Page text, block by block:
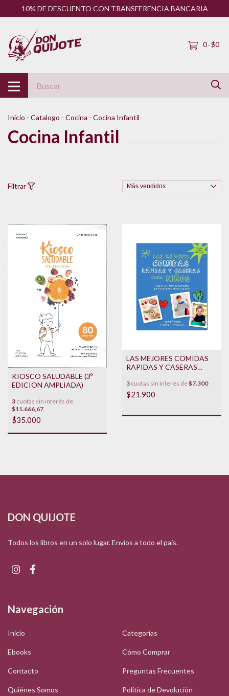
10% DE DESCUENTO CON TRANSFERENCIA BANCARIA
0-$0
Inicio - Catalogo - Cocina - Cocina Infantil
Cocina Infantil
Filtrar
KIOSCO SALUDABLE (3º
EDICION AMPLIADA)
3 cuotas sin interés de
$11.666,67
$35.000
LAS MEJORES COMIDAS
RAPIDAS Y CASERAS
3 cuotas sin interés de$7.300
$21.900
DON QUIJOTE
Todos los libros en un solo lugar. Envíos a todo el país.
Navegación
Inicio Categorías
Ebooks Cómo Comprar
Contacto Preguntas Frecuentes
Quiénes Somos Política de Devolución